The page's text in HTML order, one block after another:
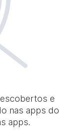
e
nas apps do
apps.